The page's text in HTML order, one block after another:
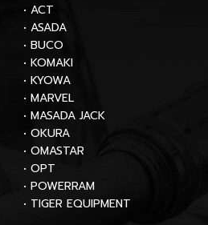
• ACT
• ASADA
• BUCO
• KOMAKI
• KYOWA
• MARVEL
• MASADA JACK
• OKURA
• OMASTAR
• OPT
• POWERRAM
• TIGER EQUIPMENT